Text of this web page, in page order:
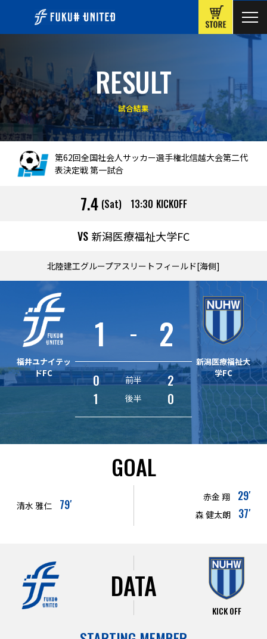
RESULT
試合結果
第62回全国社会人サッカー選手権北信越大会第二代
表決定戦 第一試合
7.4 (Sat) 13:30 KICKOFF
新潟医療福祉大学FC
北陸建工グループアスリートフィールド[海側]
福井ユナイテッ
ドFC
新潟医療福祉大
学FC
1 2
0 前半
2
1
後半 0
GOAL
清水 雅仁 79′ 赤金 翔 29′
森 健太朗 37′
DATA
KICK OFF